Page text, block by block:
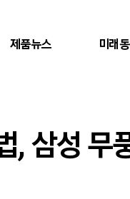
제품뉴스 미래
, 삼성 무